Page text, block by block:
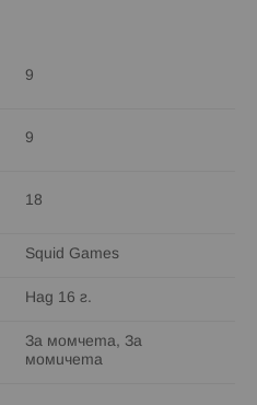
9
9
18
Squid Games
Над 16 г.
За момчета, За
момичета